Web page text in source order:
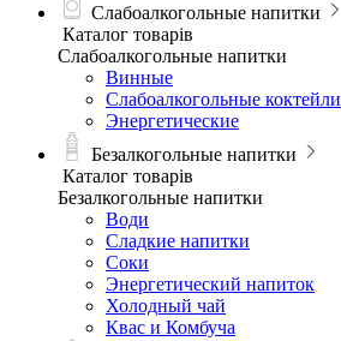
Слабоалкогольные напитки
Каталог товарів
Слабоалкогольные напитки
Винные
Слабоалкогольные коктейли
Энергетические
Безалкогольные напитки
Каталог товарів
Безалкогольные напитки
Води
Сладкие напитки
Соки
Энергетический напиток
Холодный чай
Квас и Комбуча